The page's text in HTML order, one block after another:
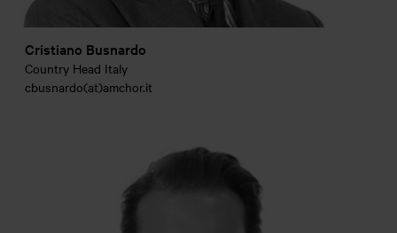
Cristiano Busnardo
Country Head Italy
cbusnardo(at)amchor.it